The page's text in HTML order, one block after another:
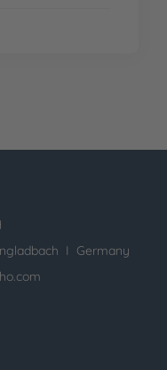
I Germany